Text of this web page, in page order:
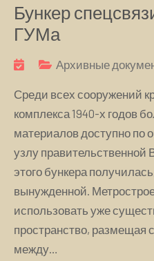
Бункер
ГУМа
Архивные
Среди всех сооружений
комплекса 1940-х годов
материалов доступно по
узлу
этого бункера
вынужденной.
использовать уже
пространство, размещая
между…